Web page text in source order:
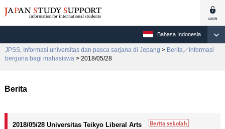
Bahasa Indonesia
JPSS, Informasi universitas dan pasca sarjana di Jepang > Berita／Informasi
berguna bagi mahasiswa > 2018/05/28
Berita
2018/05/28 Universitas Teikyo Liberal Arts